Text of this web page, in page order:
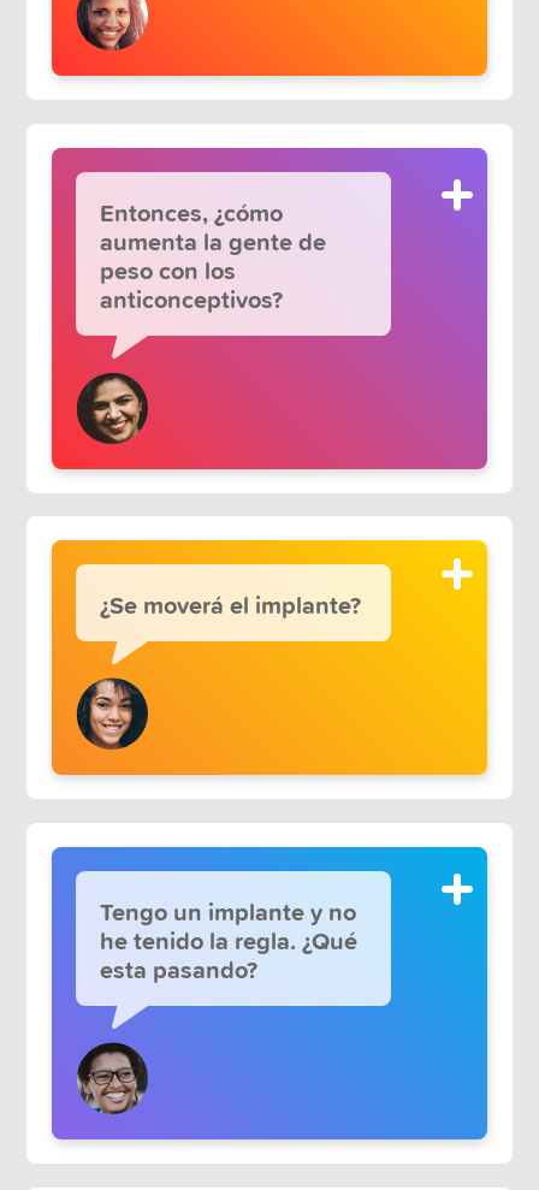
Entonces, ¿cómo
aumenta la gente de
peso con los
anticonceptivos?
¿Se moverá el implante?
Tengo un implante y no
he tenido la regla. ¿Qué
esta pasando?